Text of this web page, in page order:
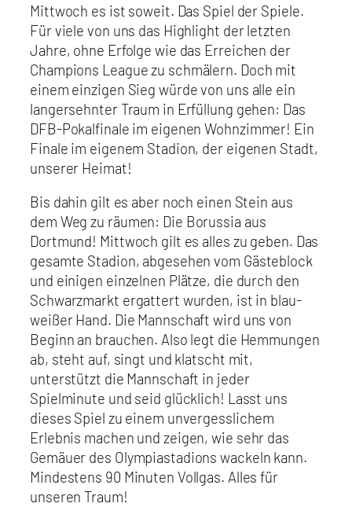
Mittwoch es ist soweit. Das Spiel der Spiele.
Für viele von uns das Highlight der letzten
Jahre, ohne Erfolge wie das Erreichen der
Champions League zu schmälern. Doch mit
einem einzigen Sieg würde von uns alle ein
langersehnter Traum in Erfüllung gehen: Das
DFB-Pokalfinale im eigenen Wohnzimmer! Ein
Finale im eigenem Stadion, der eigenen Stadt,
unserer Heimat!
Bis dahin gilt es aber noch einen Stein aus
dem Weg zu räumen: Die Borussia aus
Dortmund! Mittwoch gilt es alles zu geben. Das
gesamte Stadion, abgesehen vom Gästeblock
und einigen einzelnen Plätze, die durch den
Schwarzmarkt ergattert wurden, ist in blau-
weißer Hand. Die Mannschaft wird uns von
Beginn an brauchen. Also legt die Hemmungen
ab, steht auf, singt und klatscht mit,
unterstützt die Mannschaft in jeder
Spielminute und seid glücklich! Lasst uns
dieses Spiel zu einem unvergesslichem
Erlebnis machen und zeigen, wie sehr das
Gemäuer des Olympiastadions wackeln kann.
Mindestens 90 Minuten Vollgas. Alles für
unseren Traum!